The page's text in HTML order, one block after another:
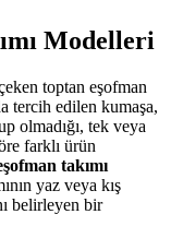
Modelleri
toptan eşofman
tercih edilen kumaşa,
olmadığı, tek veya
farklı ürün
takımı
yaz veya kış
belirleyen bir